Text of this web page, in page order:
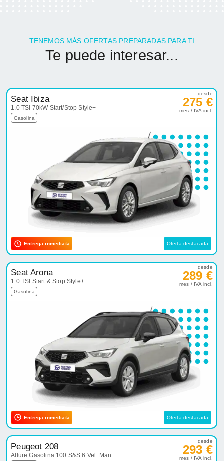
TENEMOS MÁS OFERTAS PREPARADAS PARA TI
Te puede interesar...
Seat Ibiza
1.0 TSI 70kW Start/Stop Style+
Gasolina
desde
275 €
mes / IVA incl.
Entrega inmediata Oferta destacada
Seat Arona
1.0 TSI Start & Stop Style+
Gasolina
desde
289 €
mes / IVA incl.
Entrega inmediata Oferta destacada
Peugeot 208
Allure Gasolina 100 S&S 6 Vel. Man
desde
293 €
mes / IVA incl.